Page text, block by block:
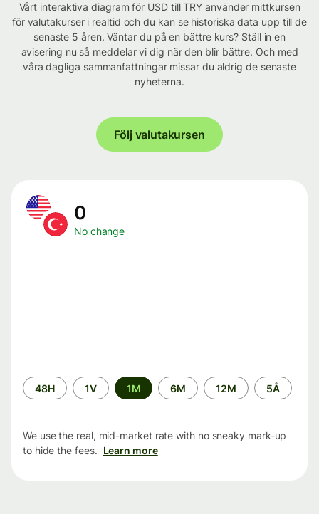
Vårt interaktiva diagram för USD till TRY använder mittkursen
för valutakurser i realtid och du kan se historiska data upp till de
senaste 5 åren. Väntar du på en bättre kurs? Ställ in en
avisering nu så meddelar vi dig när den blir bättre. Och med
våra dagliga sammanfattningar missar du aldrig de senaste
nyheterna.
Följ valutakursen
0
No change
Time
period
48H 1V 1M 6M 12M 5Å
We use the real, mid-market rate with no sneaky mark-up
to hide the fees. Learn more